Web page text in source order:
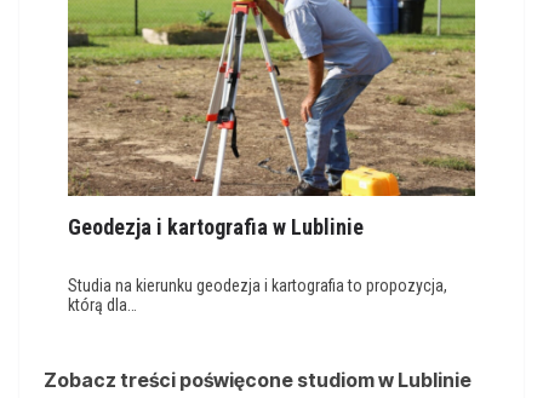
Geodezja i kartografia w Lublinie
Studia na kierunku geodezja i kartografia to propozycja,
którą dla…
Zobacz treści poświęcone studiom w Lublinie